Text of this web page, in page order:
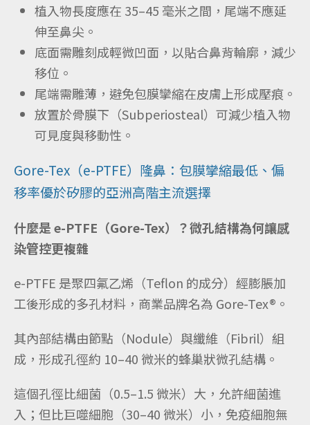
植入物長度應在 35–45 毫米之間，尾端不應延
伸至鼻尖。
底面需雕刻成輕微凹面，以貼合鼻背輪廓，減少
移位。
尾端需雕薄，避免包膜攣縮在皮膚上形成壓痕。
放置於骨膜下（Subperiosteal）可減少植入物
可見度與移動性。
Gore-Tex（e-PTFE）隆鼻：包膜攣縮最低、偏
移率優於矽膠的亞洲高階主流選擇
什麼是 e-PTFE（Gore-Tex）？微孔結構為何讓感
染管控更複雜
e-PTFE 是聚四氟乙烯（Teflon 的成分）經膨脹加
工後形成的多孔材料，商業品牌名為 Gore-Tex®。
其內部結構由節點（Nodule）與纖維（Fibril）組
成，形成孔徑約 10–40 微米的蜂巢狀微孔結構。
這個孔徑比細菌（0.5–1.5 微米）大，允許細菌進
入；但比巨噬細胞（30–40 微米）小，免疫細胞無